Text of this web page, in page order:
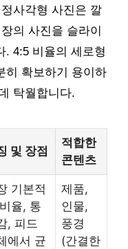
사각형 사진은 깔
의 사진을 슬라이
. 4:5 비율의 세로형
히 확보하기 용이하
탁월합니다.
및 장점
적합한
콘텐츠
기본적
율, 통
, 피드
에서 균
제품,
인물,
풍경
(간결한